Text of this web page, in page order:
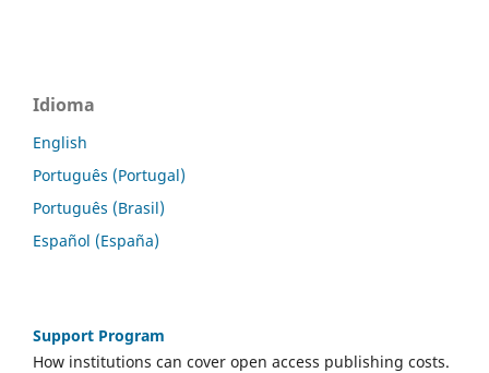
Idioma
English
Português (Portugal)
Português (Brasil)
Español (España)
Support Program
How institutions can cover open access publishing costs.